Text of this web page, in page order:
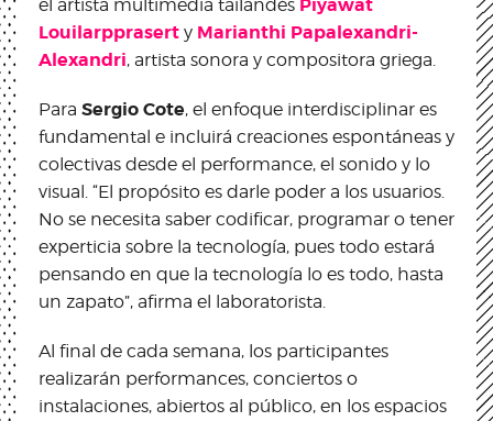
el artista multimedia tailandés Piyawat
Louilarpprasert y Marianthi Papalexandri-
Alexandri, artista sonora y compositora griega.
Para Sergio Cote, el enfoque interdisciplinar es
fundamental e incluirá creaciones espontáneas y
colectivas desde el performance, el sonido y lo
visual. “El propósito es darle poder a los usuarios.
No se necesita saber codificar, programar o tener
experticia sobre la tecnología, pues todo estará
pensando en que la tecnología lo es todo, hasta
un zapato”, afirma el laboratorista.
Al final de cada semana, los participantes
realizarán performances, conciertos o
instalaciones, abiertos al público, en los espacios